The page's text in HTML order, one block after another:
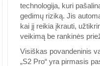
technologija, kuri
gedimų riziką. Jis
kai jį reikia įkrauti,
veikimą be rankinės
Visiškas povandeninis
„S2 Pro“ yra pirmasis